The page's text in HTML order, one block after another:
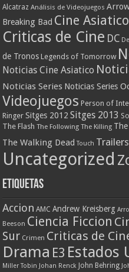
Alcatraz Análisis de Videojuegos
Breaking Bad Cine Asiatico
Criticas de Cine DC
de Tronos Legends of Tomorrow
Noticias Cine Asiatico
Noticias Series Noticias Series
Videojuegos Person of
Ringer Sitges 2012 Sitges 2013
The Flash The Following The Killing
The Walking Dead Touch Trailers
Uncategorized
Etiquetas
Accion AMC Andrew Kreisberg
Beeson Ciencia Ficcion
Sur Crimen Criticas de
Drama E3 Estados
Miller Tobin Johan Renck John Behring